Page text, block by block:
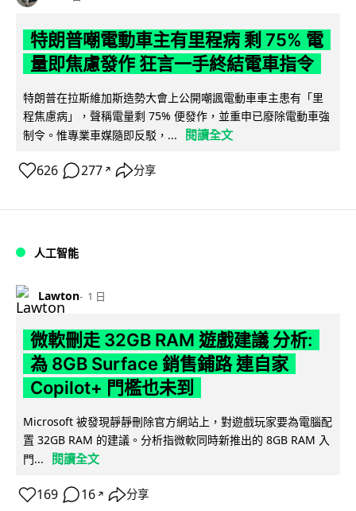
特朗普嘲電動車主有里程病 剩 75% 電
量即焦慮發作 狂言一手終結電車指令
特朗普在拉斯維加斯造勢大會上公開嘲諷電動車車主患有「里
程焦慮病」，聲稱電量剩 75% 便發作，並重申已廢除電動車強
制令。惟專業車媒隨即反駁，...
閱讀全文
626 277 ↗ 分享
人工智能
Lawton 1 日
微軟刪走 32GB RAM 遊戲建議 分析:
為 8GB Surface 銷售鋪路 連自家
Copilot+ 門檻也未到
Microsoft 被發現靜靜刪除官方網站上，對遊戲玩家要為電腦配
置 32GB RAM 的建議。分析指微軟同時新推出的 8GB RAM 入
門...
閱讀全文
169 16 ↗ 分享